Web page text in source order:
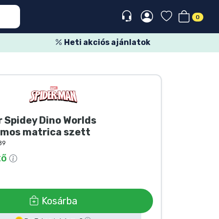
0
Heti akciós ajánlatok
Spidey Dino Worlds
matrica szett
Kosárba